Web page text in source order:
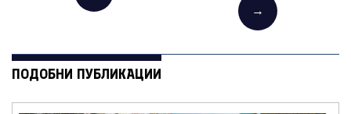
→
ПОДОБНИ ПУБЛИКАЦИИ